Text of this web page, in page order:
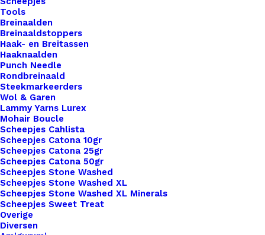
Tools
Breinaalden
Breinaaldstoppers
Haak- en Breitassen
Haaknaalden
Punch Needle
Rondbreinaald
Steekmarkeerders
Wol & Garen
Lammy Yarns Lurex
Mohair Boucle
Scheepjes Cahlista
Scheepjes Catona 10gr
Scheepjes Catona 25gr
Scheepjes Catona 50gr
Scheepjes Stone Washed
Scheepjes Stone Washed XL
Scheepjes Stone Washed XL Minerals
Scheepjes Sweet Treat
Overige
Diversen
Veilig betalen
Unieke en kwaliteitsproducten
Overzicht
Nog meer leuks!